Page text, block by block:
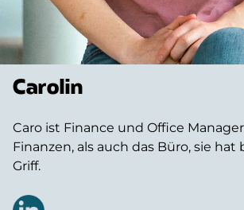
Carolin
Caro ist Finance und Office
Finanzen, als auch das Büro, sie hat
Griff.